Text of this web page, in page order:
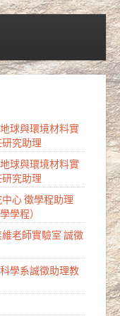
球與環境材料實
究助理
球與環境材料實
究助理
心 徵學程助理
學程）
老師實驗室 誠徵
學系誠徵助理教